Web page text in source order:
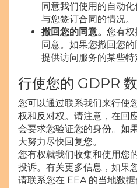
同意我们使用的自动
与您签订合同的情况。
撤回您的同意。 您有权
同意。如果您撤回您
提供访问服务的某些特
行使您的 GDPR
您可以通过联系我们来行使
权和反对权。请注意，在回
会要求您验证您的身份。如
大努力尽快回复您。
您有权就我们收集和使用您
投诉。有关更多信息，如果
请联系您在 EEA 的当地数据